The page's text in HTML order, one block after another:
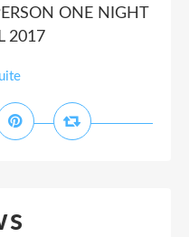
ONE NIGHT
2017